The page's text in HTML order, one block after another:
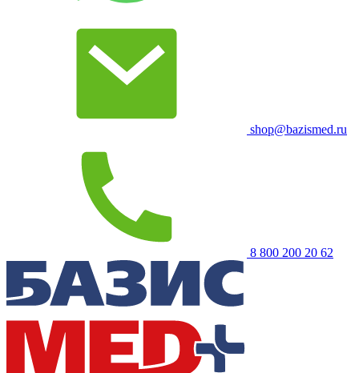
shop@bazismed.ru
8 800 200 20 62